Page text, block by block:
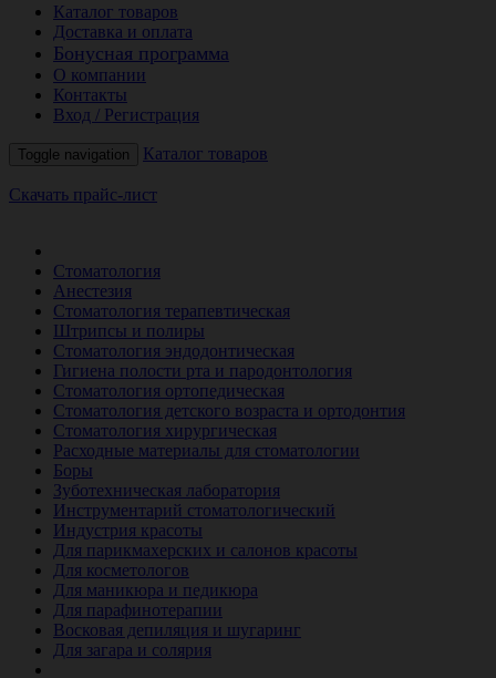
Каталог товаров
Доставка и оплата
Бонусная программа
О компании
Контакты
Вход / Регистрация
Toggle navigation Каталог товаров
Скачать прайс-лист
Стоматология
Анестезия
Стоматология терапевтическая
Штрипсы и полиры
Стоматология эндодонтическая
Гигиена полости рта и пародонтология
Стоматология ортопедическая
Стоматология детского возраста и ортодонтия
Стоматология хирургическая
Расходные материалы для стоматологии
Боры
Зуботехническая лаборатория
Инструментарий стоматологический
Индустрия красоты
Для парикмахерских и салонов красоты
Для косметологов
Для маникюра и педикюра
Для парафинотерапии
Восковая депиляция и шугаринг
Для загара и солярия